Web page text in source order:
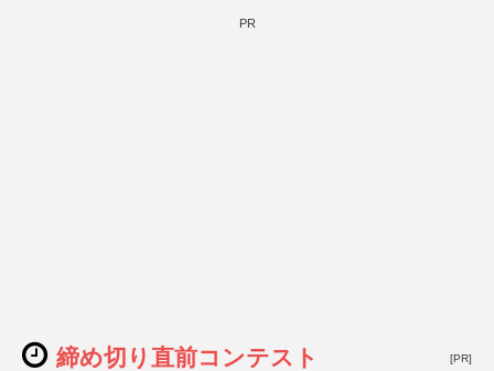
PR
締め切り直前コンテスト [PR]